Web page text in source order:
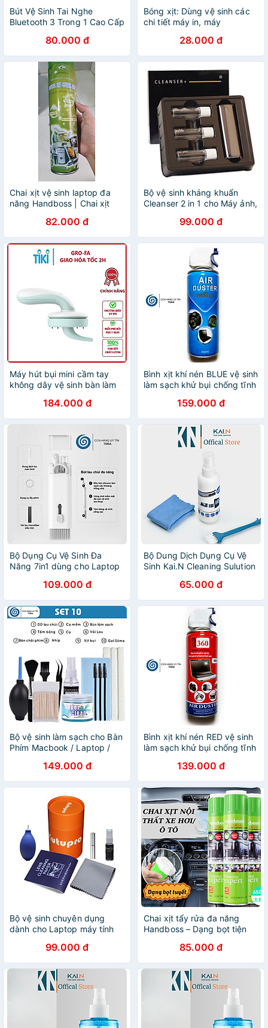
Bút Vệ Sinh Tai Nghe
Bluetooth 3 Trong 1 Cao Cấp
trong hộp đựng, loa, cổng
sạc, điện thoại - Hàng Nhập
Khẩu
80.000 đ
Bóng xịt: Dùng vệ sinh các
chi tiết máy in, máy
28.000 đ
Chai xịt vệ sinh laptop đa
năng Handboss | Chai xịt
Hàng chính hãng
82.000 đ
Bộ vệ sinh kháng khuẩn
Cleanser 2 in 1 cho Máy ảnh,
Laptop, Máy ảnh, Ipad Bàn
phím kèm 3 Bình Dung Dịch_
Hàng chính hãng
99.000 đ
Máy hút bụi mini cầm tay
không dây vệ sinh bàn làm
công suất 110w - Hàng
chính hãng
184.000 đ
Bình xịt khí nén BLUE vệ sinh
làm sạch khử bụi chống tĩnh
Phím / Máy Tính / Máy Ảnh /
Máy in / Bản Mạch / iPhone -
Hàng Chính Hãng
159.000 đ
Bộ Dụng Cụ Vệ Sinh Đa
Năng 7in1 dùng cho Laptop
Nghe / Airpods / iPhone /
iPad - Hàng Chính Hãng
109.000 đ
Bộ Dung Dịch Dụng Cụ Vệ
Sinh Kai.N Cleaning Sulution
Thoại LapTop Ống Kính Máy
Ảnh Ipad_ Hàng Chính Hãng
65.000 đ
Bộ vệ sinh làm sạch cho Bàn
Phím Macbook / Laptop /
Cổng Sạc iPad / iPhone /
Samsung / Smartphone -
Hàng Chính Hãng
149.000 đ
Bình xịt khí nén RED vệ sinh
làm sạch khử bụi chống tĩnh
Phím / Máy Tính / Máy Ảnh /
Máy in / Bản Mạch / iPhone -
Hàng Chính Hãng
139.000 đ
Bộ vệ sinh chuyên dụng
dành cho Laptop máy tính
thoại Ipad Kính mắt Tivi -
Hàng Chính Hãng
99.000 đ
Chai xịt tẩy rửa đa năng
Handboss – Dạng bọt tiện
650ml-Hàng nhập khẩu
85.000 đ